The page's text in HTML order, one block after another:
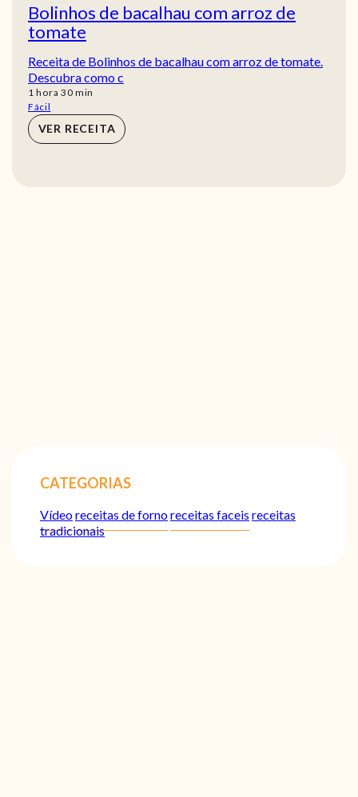
Bolinhos de bacalhau com arroz de
tomate
Receita de Bolinhos de bacalhau com arroz de tomate.
Descubra como c
1 hora
hora 30min
min
Fácil
VER RECEITA
CATEGORIAS
Vídeoreceitas de fornoreceitas faceis receitas
tradicionais